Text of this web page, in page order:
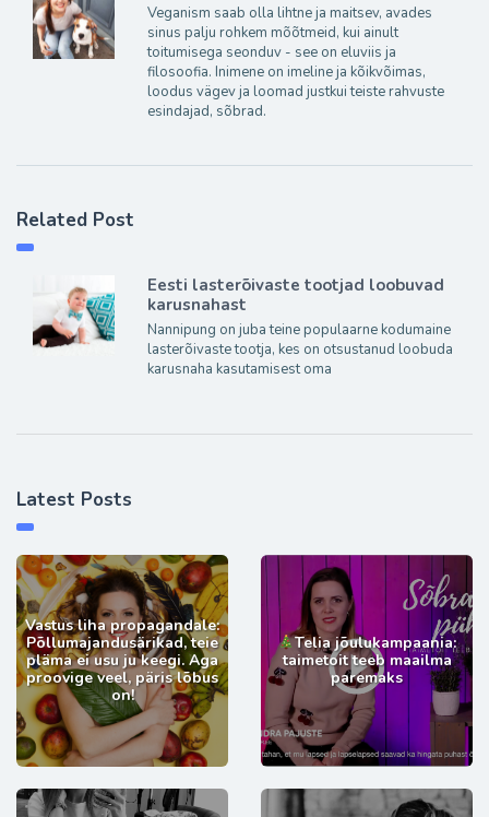
Veganism saab olla lihtne ja maitsev, avades
sinus palju rohkem mõõtmeid, kui ainult
toitumisega seonduv - see on eluviis ja
filosoofia. Inimene on imeline ja kõikvõimas,
loodus vägev ja loomad justkui teiste rahvuste
esindajad, sõbrad.
Related Post
Eesti lasterõivaste tootjad loobuvad
karusnahast
Nannipung on juba teine populaarne kodumaine
lasterõivaste tootja, kes on otsustanud loobuda
karusnaha kasutamisest oma
Latest Posts
Vastus liha propagandale:
Põllumajandusärikad, teie
pläma ei usu ju keegi. Aga
proovige veel, päris lõbus
on!
Telia jõulukampaania:
taimetoit teeb maailma
paremaks